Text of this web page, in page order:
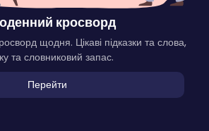
кросворд
щодня. Цікаві підказки та слова,
та словниковий запас.
Перейти